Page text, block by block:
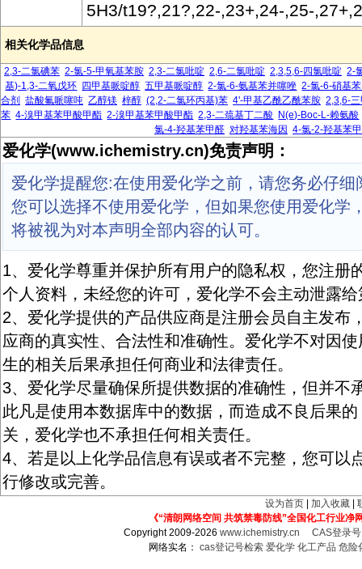
5H3/t19?,21?,22-,23+,24-,25-
相关化学品信息
2,3-二氯碘苯 2-氯-5-甲氧基苯胺 2,3-二氯吡啶 2,6-二氯吡啶 2,3,5,6-四氯吡啶 2-
基)-1,3-二氧戊环 四甲基哌啶醇 五甲基哌啶醇 2-氯-6-氨基苯并噻唑 2-氯-6-硝基
合剂
盐酸氟哌噻吨 乙醇镁 梓醇 (2,2-二氯环丙基)苯 4'-甲基乙酰乙酰苯胺 2,3,6-
苯 4-溴甲基苯甲酸甲酯 2-溴甲基苯甲酸甲酯 2,3-二巯基丁二酸
N(e)-Boc-L-赖氨酸
氯-4-羟基苯甲醛 对羟基苯海因 4-氯-2-羟基苯
爱化学(www.ichemistry.cn)免责声明：
爱化学提醒您:在使用爱化学之前，请您务必仔细
您可以选择不使用爱化学，但如果您使用爱化学
将被视为对本声明全部内容的认可。
1、爱化学尊重并保护所有用户的隐私权，您注册
个人资料，未经您的许可，爱化学不会主动泄露
2、爱化学提供的产品供应商是注册会员自主发布
应商的真实性、合法性和准确性。爱化学不对因
生的相关后果承担任何商业和法律责任。
3、爱化学尽量确保所提供数据的准确性，但并不
此凡是使用本数据库中的数据，而造成不良后果
关，爱化学也不承担任何相关责任。
4、若是以上化学品信息有误或者不完整，您可以
行修改或完善。
设为首页 加入收藏
《“清朗网络空间 共筑禁毒防线”全国化工行业净
Copyright 2009-2026www.ichemistry.cn
CAS登录
网络实名： cas登记号检索 爱化学 化工产品 危险